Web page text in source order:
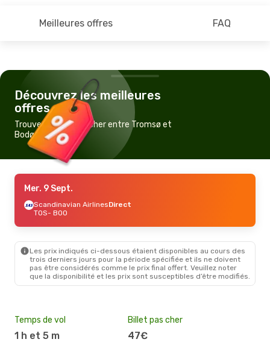
Meilleures offres FAQ
Découvrez les meilleures
offres
Trouvez un vol pas cher entre Tromsø et
Bodø
Mer. 9 Sept.
Scandinavian AirlinesDirect
TOS- BOO
Les prix indiqués ci-dessous étaient disponibles au cours des
trois derniers jours pour la période spécifiée et ils ne doivent
pas être considérés comme le prix final offert. Veuillez noter
que la disponibilité et les prix sont susceptibles d’être modifiés.
Temps de vol
1 h et 5 m
Billet pas cher
47€